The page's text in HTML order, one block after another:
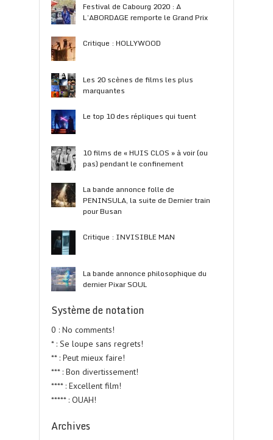
Festival de Cabourg 2020 : A
L’ABORDAGE remporte le Grand Prix
Critique : HOLLYWOOD
Les 20 scènes de films les plus
marquantes
Le top 10 des répliques qui tuent
10 films de « HUIS CLOS » à voir (ou
pas) pendant le confinement
La bande annonce folle de
PENINSULA, la suite de Dernier train
pour Busan
Critique : INVISIBLE MAN
La bande annonce philosophique du
dernier Pixar SOUL
Système de notation
0 : No comments!
* : Se loupe sans regrets!
** : Peut mieux faire!
*** : Bon divertissement!
**** : Excellent film!
***** : OUAH!
Archives